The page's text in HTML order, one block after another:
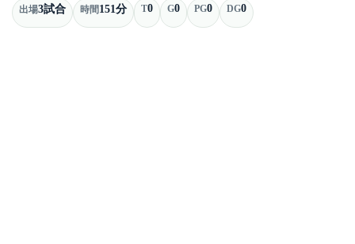
出場3試合 時間151分 T0 G0 PG0 DG0